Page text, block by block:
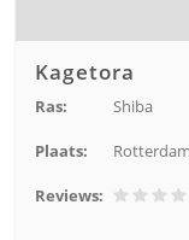
Kagetora
Ras: Shiba
Plaats:
Reviews: